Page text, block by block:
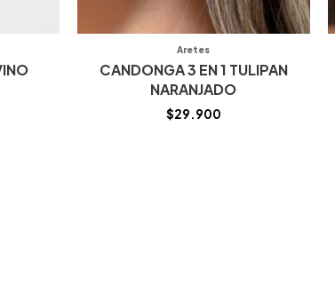
Aretes
CANDONGA 3 EN 1 TULIPAN
NARANJADO
$29.900